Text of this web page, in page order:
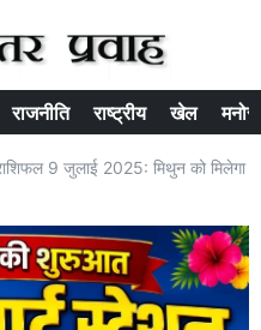
राजनीति राष्ट्रीय खेल
9 जुलाई 2025: मिथुन को मिलेगा